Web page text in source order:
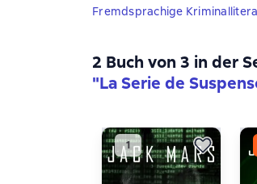
Fremdsprachige
2 Buch von 3 in der
"La Serie de